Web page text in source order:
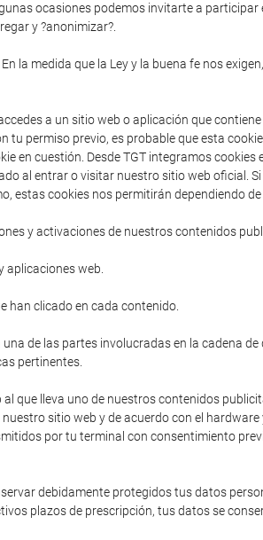
ocasiones podemos invitarte a
y ?anonimizar?.
la medida que la Ley y la buena fe nos
a un sitio web o aplicación que
tu permiso previo, es probable que esta
en cuestión. Desde TGT integramos
al entrar o visitar nuestro sitio web oficial.
estas cookies nos permitirán dependiendo
y activaciones de nuestros contenidos
aplicaciones web.
han clicado en cada contenido.
de las partes involucradas en la cadena
pertinentes.
que lleva uno de nuestros contenidos
sitio web y de acuerdo con el
por tu terminal con consentimiento
debidamente protegidos tus datos
plazos de prescripción, tus datos se